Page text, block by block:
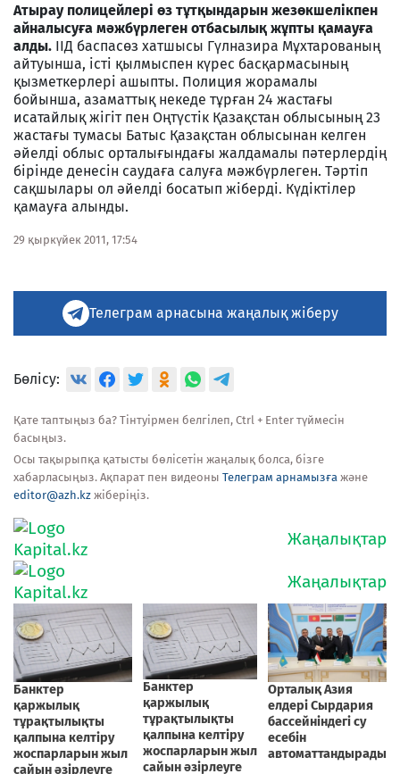
Атырау полицейлері өз тұтқындарын жезөкшелікпен
айналысуға мәжбүрлеген отбасылық жұпты қамауға
алды. ІІД баспасөз хатшысы Гүлназира Мұхтарованың
айтуынша, істі қылмыспен күрес басқармасының
қызметкерлері ашыпты. Полиция жорамалы
бойынша, азаматтық некеде тұрған 24 жастағы
исатайлық жігіт пен Оңтүстік Қазақстан облысының 23
жастағы тумасы Батыс Қазақстан облысынан келген
әйелді облыс орталығындағы жалдамалы пәтерлердің
бірінде денесін саудаға салуға мәжбүрлеген. Тәртіп
сақшылары ол әйелді босатып жіберді. Күдіктілер
қамауға алынды.
29 қыркүйек 2011, 17:54
Телеграм арнасына жаңалық жіберу
Бөлісу:
Қате таптыңыз ба? Тінтуірмен белгілеп, Ctrl + Enter түймесін
басыңыз.
Осы тақырыпқа қатысты бөлісетін жаңалық болса, бізге
хабарласыңыз. Ақпарат пен видеоны Телеграм арнамызға және
editor@azh.kz жіберіңіз.